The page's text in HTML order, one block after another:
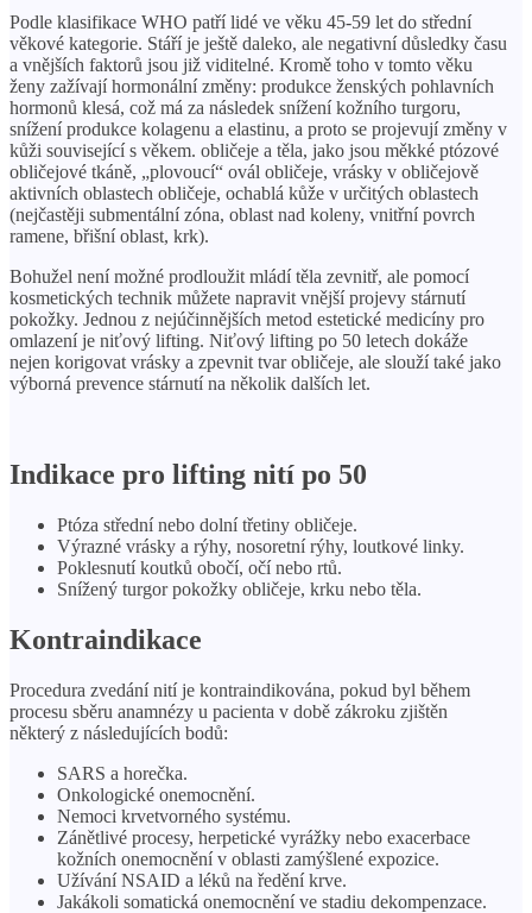
Podle klasifikace WHO patří lidé ve věku 45-59 let do střední
věkové kategorie. Stáří je ještě daleko, ale negativní důsledky času
a vnějších faktorů jsou již viditelné. Kromě toho v tomto věku
ženy zažívají hormonální změny: produkce ženských pohlavních
hormonů klesá, což má za následek snížení kožního turgoru,
snížení produkce kolagenu a elastinu, a proto se projevují změny v
kůži související s věkem. obličeje a těla, jako jsou měkké ptózové
obličejové tkáně, „plovoucí“ ovál obličeje, vrásky v obličejově
aktivních oblastech obličeje, ochablá kůže v určitých oblastech
(nejčastěji submentální zóna, oblast nad koleny, vnitřní povrch
ramene, břišní oblast, krk).
Bohužel není možné prodloužit mládí těla zevnitř, ale pomocí
kosmetických technik můžete napravit vnější projevy stárnutí
pokožky. Jednou z nejúčinnějších metod estetické medicíny pro
omlazení je niťový lifting. Niťový lifting po 50 letech dokáže
nejen korigovat vrásky a zpevnit tvar obličeje, ale slouží také jako
výborná prevence stárnutí na několik dalších let.
Indikace pro lifting nití po 50
Ptóza střední nebo dolní třetiny obličeje.
Výrazné vrásky a rýhy, nosoretní rýhy, loutkové linky.
Poklesnutí koutků obočí, očí nebo rtů.
Snížený turgor pokožky obličeje, krku nebo těla.
Kontraindikace
Procedura zvedání nití je kontraindikována, pokud byl během
procesu sběru anamnézy u pacienta v době zákroku zjištěn
některý z následujících bodů:
SARS a horečka.
Onkologické onemocnění.
Nemoci krvetvorného systému.
Zánětlivé procesy, herpetické vyrážky nebo exacerbace
kožních onemocnění v oblasti zamýšlené expozice.
Užívání NSAID a léků na ředění krve.
Jakákoli somatická onemocnění ve stadiu dekompenzace.